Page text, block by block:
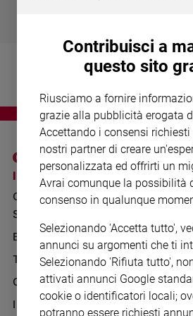
Devozione
fede
giorno
Santo
del
Società
e
valori
I SITI SAN PAOLO
GRUPPO EDITORIALE
SAN PAOLO
BENESSERE
TELENOVA
GAZZETTA D'ALBA
IL GIORNALINO
Contribuisci a
questo sito
Riusciamo a fornire
grazie alla pubblicità erogata
Accettando i consensi
nostri partner di creare
personalizzata ed offrirti un
Avrai comunque la possibilità
consenso in qualunque
Selezionando 'Accetta tutto',
annunci su argomenti che ti
Selezionando 'Rifiuta tutto',
attivati annunci Google
cookie o identificatori locali;
potranno essere richiesti